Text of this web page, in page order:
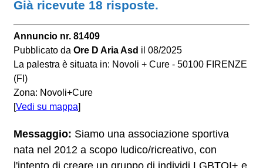
Già ricevute 18 risposte.
Annuncio nr. 81409
Pubblicato da Ore D Aria Asd il 08/2025
La palestra è situata in: Novoli + Cure - 50100 FIRENZE
(FI)
Zona: Novoli+Cure
[Vedi su mappa]
Messaggio: Siamo una associazione sportiva
nata nel 2012 a scopo ludico/ricreativo, con